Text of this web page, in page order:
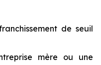
de seuil
mère ou une